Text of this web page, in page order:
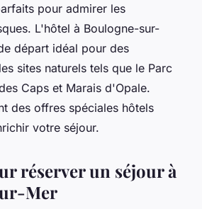
pour admirer les
L'hôtel à Boulogne-sur-
départ idéal pour des
sites naturels tels que le Parc
Caps et Marais d'Opale.
des offres spéciales hôtels
votre séjour.
réserver un séjour à
Mer